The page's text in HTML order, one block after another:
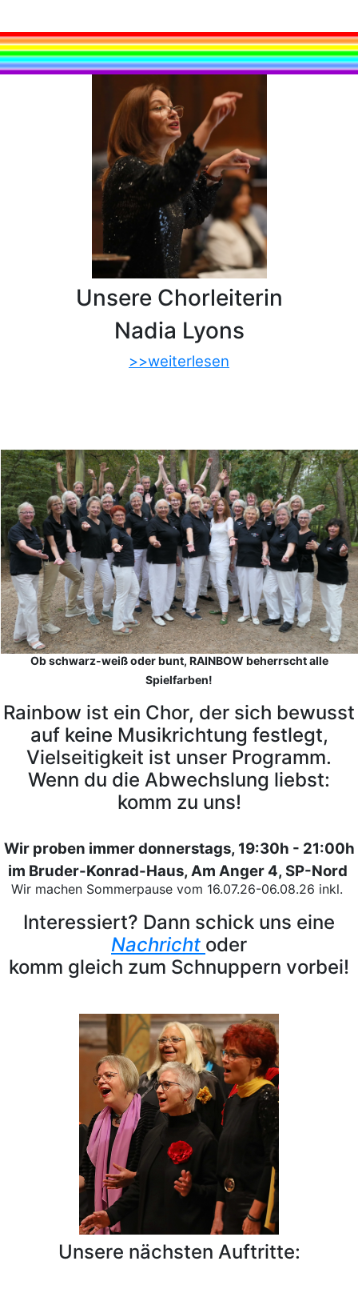
Unsere Chorleiterin
Nadia Lyons
>>weiterlesen
Ob schwarz-weiß oder bunt, RAINBOW beherrscht alle
Spielfarben!
Rainbow ist ein Chor, der sich bewusst
auf keine Musikrichtung festlegt,
Vielseitigkeit ist unser Programm.
Wenn du die Abwechslung liebst:
komm zu uns!
Wir proben immer donnerstags, 19:30h - 21:00h
im Bruder-Konrad-Haus, Am Anger 4, SP-Nord
Wir machen Sommerpause vom 16.07.26-06.08.26 inkl.
Interessiert? Dann schick uns eine
Nachricht oder
komm gleich zum Schnuppern vorbei!
Unsere nächsten Auftritte: